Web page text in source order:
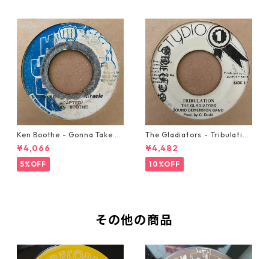
Ken Boothe - Gonna Take A
Miracle【7-21362】
¥4,066
5%OFF
The Gladiators - Tribulation
【7-21365】
¥4,482
10%OFF
その他の商品